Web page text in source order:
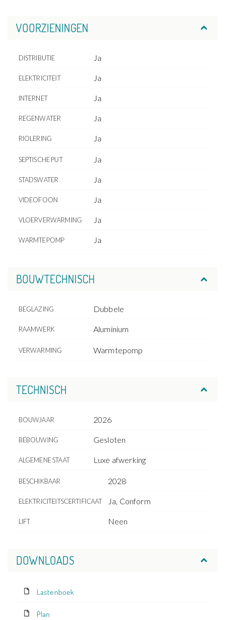
VOORZIENINGEN
DISTRIBUTIE Ja
ELEKTRICITEIT Ja
INTERNET Ja
REGENWATER Ja
RIOLERING Ja
SEPTISCHE PUT Ja
STADSWATER Ja
VIDEOFOON Ja
VLOERVERWARMING Ja
WARMTEPOMP Ja
BOUWTECHNISCH
BEGLAZING Dubbele
RAAMWERK Aluminium
VERWARMING Warmtepomp
TECHNISCH
BOUWJAAR 2026
BEBOUWING Gesloten
ALGEMENE STAAT Luxe afwerking
BESCHIKBAAR 2028
ELEKTRICITEITSCERTIFICAAT Ja, Conform
LIFT Neen
DOWNLOADS
Lastenboek
Plan